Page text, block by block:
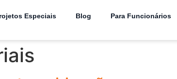
Especiais Blog Para Funcionários